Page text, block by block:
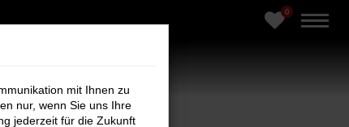
0
mit Ihnen zu
nur, wenn Sie uns Ihre
jederzeit für die Zukunft